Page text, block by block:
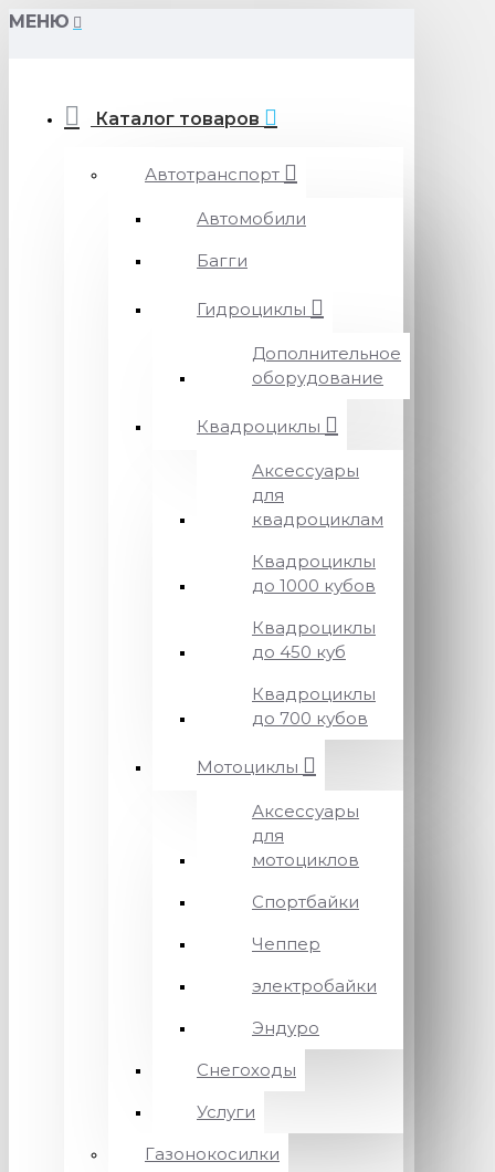
МЕНЮ
Каталог товаров
Автотранспорт
Автомобили
Багги
Гидроциклы
Дополнительное
оборудование
Квадроциклы
Аксессуары
для
квадроциклам
Квадроциклы
до 1000 кубов
Квадроциклы
до 450 куб
Квадроциклы
до 700 кубов
Мотоциклы
Аксессуары
для
мотоциклов
Спортбайки
Чеппер
электробайки
Эндуро
Снегоходы
Услуги
Газонокосилки